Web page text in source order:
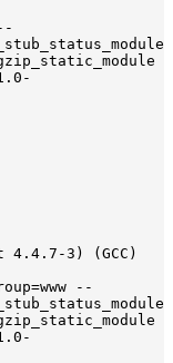
4.4.7-3) (GCC)
--